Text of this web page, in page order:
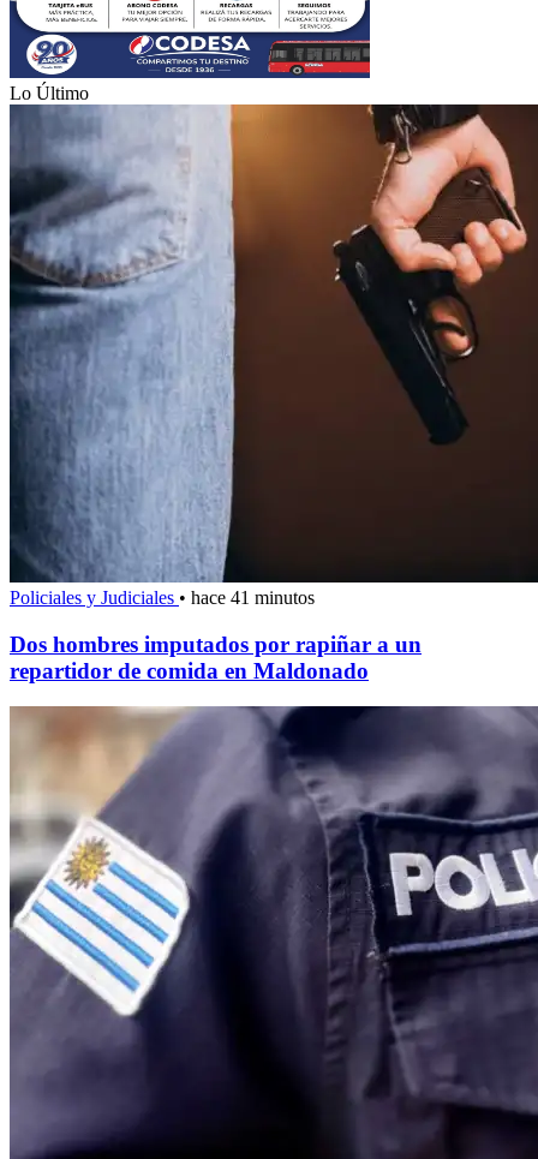
Lo Último
Policiales y Judiciales • hace 41 minutos
Dos hombres imputados por rapiñar a un
repartidor de comida en Maldonado